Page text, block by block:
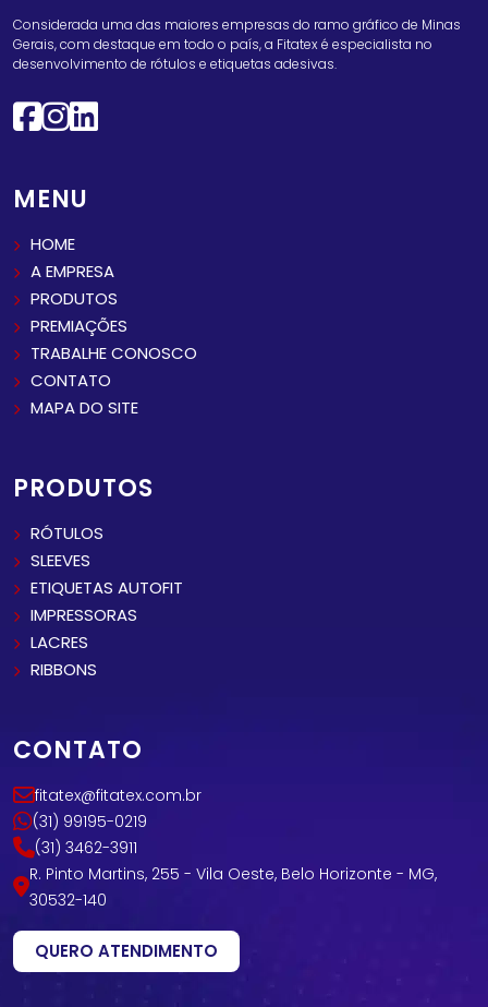
Considerada uma das maiores empresas do ramo gráfico de Minas
Gerais, com destaque em todo o país, a Fitatex é especialista no
desenvolvimento de rótulos e etiquetas adesivas.
MENU
HOME
A EMPRESA
PRODUTOS
PREMIAÇÕES
TRABALHE CONOSCO
CONTATO
MAPA DO SITE
PRODUTOS
RÓTULOS
SLEEVES
ETIQUETAS AUTOFIT
IMPRESSORAS
LACRES
RIBBONS
CONTATO
fitatex@fitatex.com.br
(31) 99195-0219
(31) 3462-3911
R. Pinto Martins, 255 - Vila Oeste, Belo Horizonte - MG,
30532-140
QUERO ATENDIMENTO